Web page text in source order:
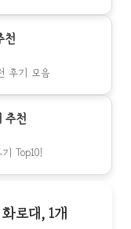
천
후기 모음
추천
Top10!
로대, 1개